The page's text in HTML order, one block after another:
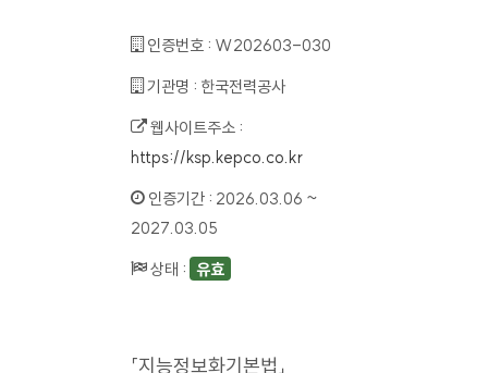
인증번호 : W202603-030
기관명 : 한국전력공사
웹사이트주소 :
https://ksp.kepco.co.kr
인증기간 : 2026.03.06 ~
2027.03.05
상태 : 유효
「지능정보화기본법」